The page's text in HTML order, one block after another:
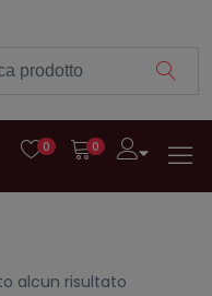
0 0
alcun risultato